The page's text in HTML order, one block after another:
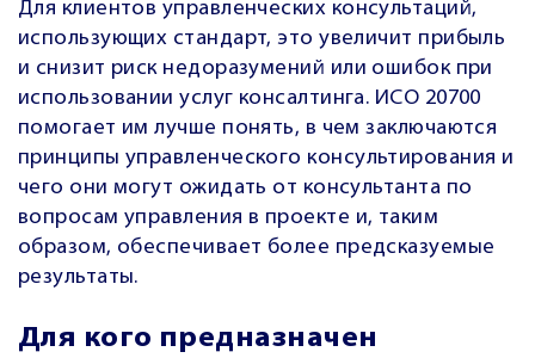
Для клиентов управленческих консультаций,
использующих стандарт, это увеличит прибыль
и снизит риск недоразумений или ошибок при
использовании услуг консалтинга. ИСО 20700
помогает им лучше понять, в чем заключаются
принципы управленческого консультирования и
чего они могут ожидать от консультанта по
вопросам управления в проекте и, таким
образом, обеспечивает более предсказуемые
результаты.
Для кого предназначен